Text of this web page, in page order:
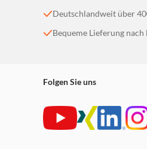
Deutschlandweit über
Bequeme Lieferung nach
Folgen Sie uns